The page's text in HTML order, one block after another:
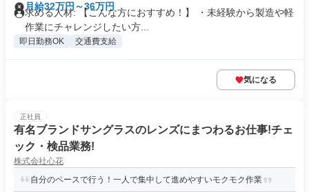
月給32万円～36万円
求める人材: 【こんな方におすすめ！】 ・未経験から製造や軽
作業にチャレンジしたい方...
即日勤務OK 交通費支給
気になる
正社員
有名ブランドサングラスのレンズにまつわるお仕事!チェ
ック・検品業務!
株式会社心花
自分のペースで行う！一人で集中して進めやすいモクモク作業